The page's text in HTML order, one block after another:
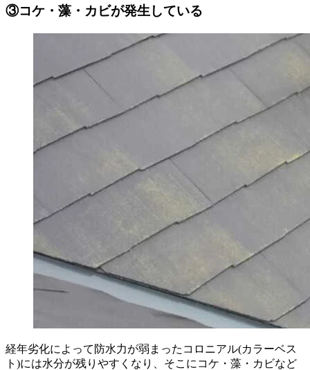
③コケ・藻・カビが発生している
経年劣化によって防水力が弱まったコロニアル(カラーベス
ト)には水分が残りやすくなり、そこにコケ・藻・カビなど